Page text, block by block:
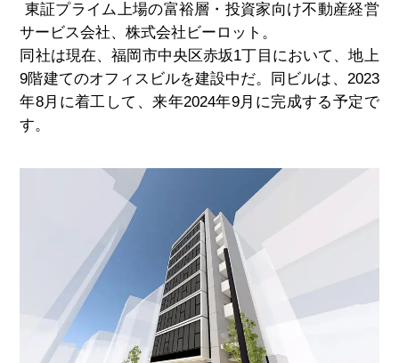
東証プライム上場の富裕層・投資家向け不動産経営
サービス会社、株式会社ビーロット。
同社は現在、福岡市中央区赤坂1丁目において、地上
9階建てのオフィスビルを建設中だ。同ビルは、 2023
年8月に着工して、来年2024年9月に完成する予定で
す。